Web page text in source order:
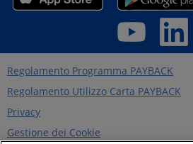
Regolamento Programma PAYBACK
Regolamento Utilizzo Carta PAYBACK
Privacy
Gestione dei Cookie